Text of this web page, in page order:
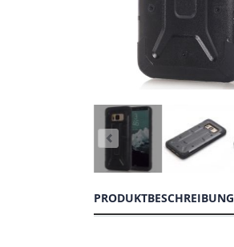
PRODUKTBESCHREIBUNG